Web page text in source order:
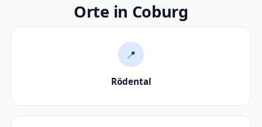
Orte in Coburg
📍
Rödental